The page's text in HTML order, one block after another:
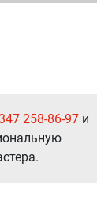
258-86-97 и